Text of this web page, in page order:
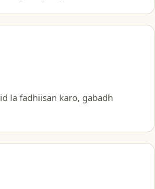
la fadhiisan karo, gabadh